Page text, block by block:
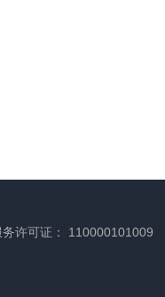
许可证： 110000101009